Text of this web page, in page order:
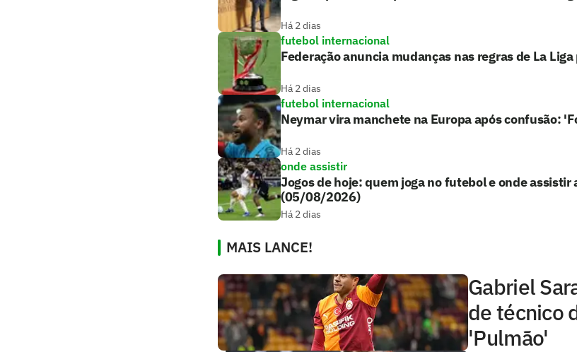
Há 2 dias
futebol internacional
Federação anuncia mudanças nas regras de La
Há 2 dias
futebol internacional
Neymar vira manchete na Europa após confusão:
Há 2 dias
onde assistir
Jogos de hoje: quem joga no futebol e onde
(05/08/2026)
Há 2 dias
MAIS LANCE!
Gabriel
de técnico
'Pulmão'